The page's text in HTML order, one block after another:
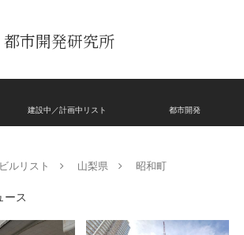
市開発研究所
建設中／計画中リスト 都市開発
ルリスト 山梨県 昭和町
ース